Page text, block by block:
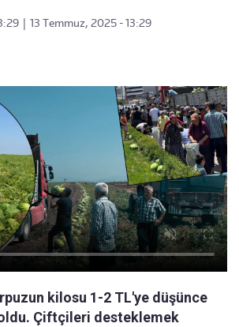
13 Temmuz, 2025 - 13:29
kilosu 1-2 TL'ye düşünce
Çiftçileri desteklemek